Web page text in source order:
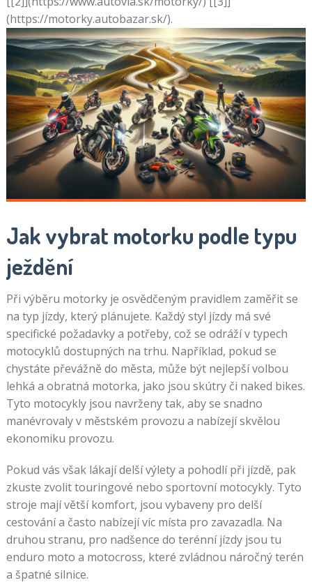
(https://motorky.autobazar.sk/).
Jak vybrat motorku podle typu
ježdění
Při výběru motorky je osvědčeným pravidlem zaměřit se
na typ jízdy, který plánujete. Každý styl jízdy má své
specifické požadavky a potřeby, což se odráží v typech
motocyklů dostupných na trhu. Například, pokud se
chystáte převážně do města, může být nejlepší volbou
lehká a obratná motorka, jako jsou skútry či naked bikes.
Tyto motocykly jsou navrženy tak, aby se snadno
manévrovaly v městském provozu a nabízejí skvělou
ekonomiku provozu.
Pokud vás však lákají delší výlety a pohodlí při jízdě, pak
zkuste zvolit touringové nebo sportovní motocykly. Tyto
stroje mají větší komfort, jsou vybaveny pro delší
cestování a často nabízejí víc místa pro zavazadla. Na
druhou stranu, pro nadšence do terénní jízdy jsou tu
enduro moto a motocross, které zvládnou náročný terén
a špatné silnice.